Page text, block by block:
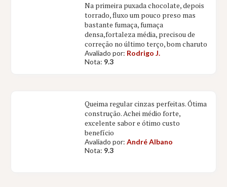
Na primeira puxada chocolate, depois
torrado, fluxo um pouco preso mas
bastante fumaça, fumaça
densa,fortaleza média, precisou de
correção no último terço, bom charuto
Avaliado por: Rodrigo J.
Nota: 9.3
Queima regular cinzas perfeitas. Ótima
construção. Achei médio forte,
excelente sabor e ótimo custo
benefício
Avaliado por:André Albano
Nota: 9.3